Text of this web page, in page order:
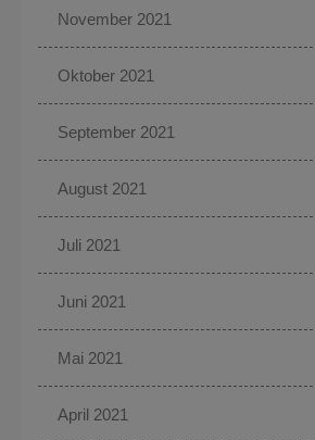
November 2021
Oktober 2021
September 2021
August 2021
Juli 2021
Juni 2021
Mai 2021
April 2021